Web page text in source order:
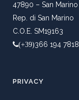
47890 – San Marino
Rep. di San Marino
C.O.E. SM19163
(+39)366 194 7818
PRIVACY